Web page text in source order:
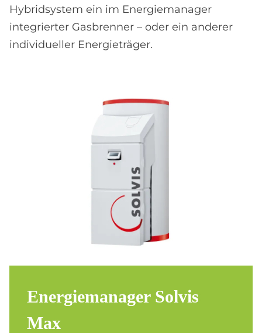
Hybridsystem ein im Energiemanager
integrierter Gasbrenner – oder ein anderer
individueller Energieträger.
En­er­gie­ma­na­ger Sol­vis
Max